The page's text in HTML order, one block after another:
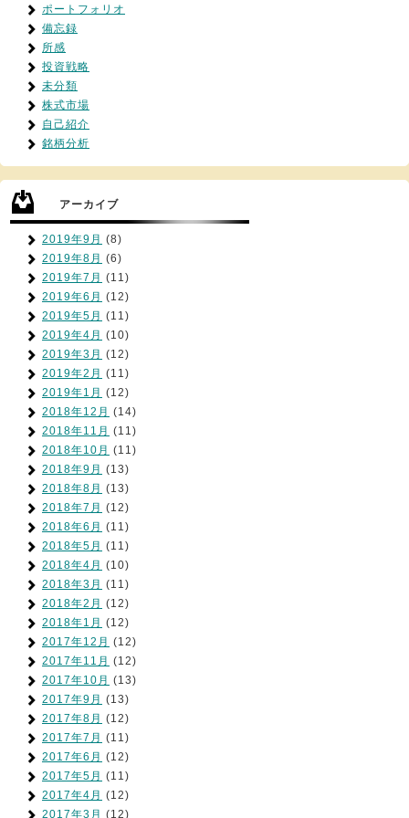
ポートフォリオ
備忘録
所感
投資戦略
未分類
株式市場
自己紹介
銘柄分析
アーカイブ
2019年9月 (8)
2019年8月 (6)
2019年7月 (11)
2019年6月 (12)
2019年5月 (11)
2019年4月 (10)
2019年3月 (12)
2019年2月 (11)
2019年1月 (12)
2018年12月 (14)
2018年11月 (11)
2018年10月 (11)
2018年9月 (13)
2018年8月 (13)
2018年7月 (12)
2018年6月 (11)
2018年5月 (11)
2018年4月 (10)
2018年3月 (11)
2018年2月 (12)
2018年1月 (12)
2017年12月 (12)
2017年11月 (12)
2017年10月 (13)
2017年9月 (13)
2017年8月 (12)
2017年7月 (11)
2017年6月 (12)
2017年5月 (11)
2017年4月 (12)
2017年3月 (12)